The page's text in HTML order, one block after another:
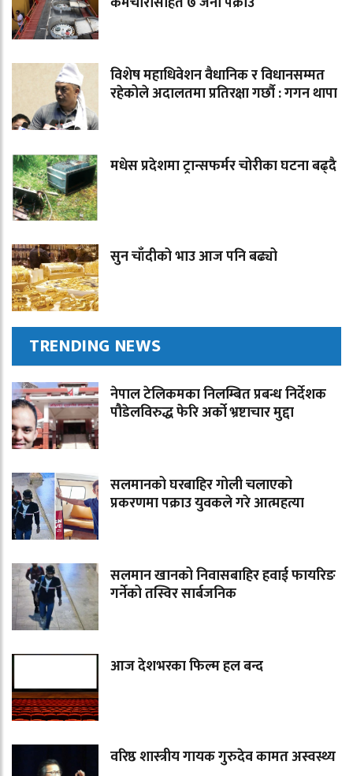
विशेष महाधिवेशन वैधानिक र विधानसम्मत
रहेकोले अदालतमा प्रतिरक्षा गर्छौ : गगन थापा
मधेस प्रदेशमा ट्रान्सफर्मर चोरीका घटना बढ्दै
सुन चाँदीको भाउ आज पनि बढ्यो
TRENDING NEWS
नेपाल टेलिकमका निलम्बित प्रबन्ध निर्देशक
पौडेलविरुद्ध फेरि अर्को भ्रष्टाचार मुद्दा
सलमानको घरबाहिर गोली चलाएको
प्रकरणमा पक्राउ युवकले गरे आत्महत्या
सलमान खानको निवासबाहिर हवाई फायरिङ
गर्नेको तस्विर सार्बजनिक
आज देशभरका फिल्म हल बन्द
वरिष्ठ शास्त्रीय गायक गुरुदेव कामत अस्वस्थ्य